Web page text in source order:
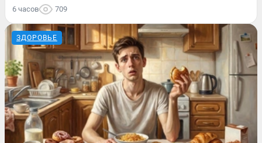
6 часов 709
ЗДОРОВЬЕ